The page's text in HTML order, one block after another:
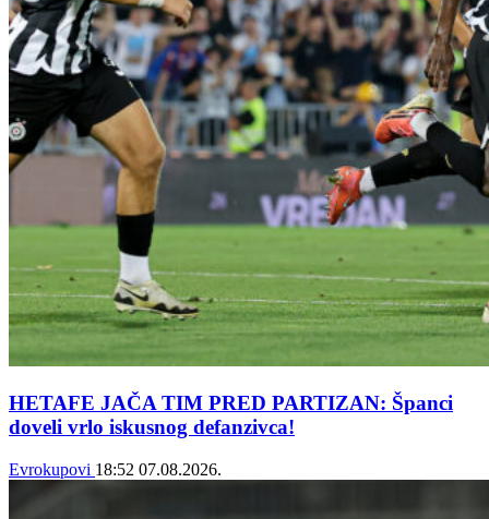
HETAFE JAČA TIM PRED PARTIZAN: Španci
doveli vrlo iskusnog defanzivca!
Evrokupovi 18:52 07.08.2026.